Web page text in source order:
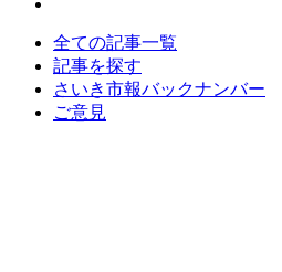
全ての記事一覧
記事を探す
さいき市報バックナンバー
ご意見